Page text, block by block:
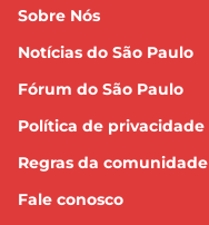
Sobre Nós
Notícias do São Paulo
Fórum do São Paulo
Política de privacidade
Regras da comunidade
Fale conosco